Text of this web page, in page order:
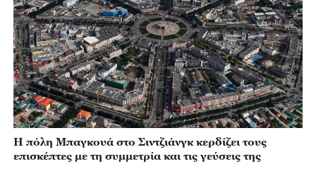
Η πόλη Μπαγκουά στο Σιντζιάνγκ κερδίζει τους
επισκέπτες με τη συμμετρία και τις γεύσεις της